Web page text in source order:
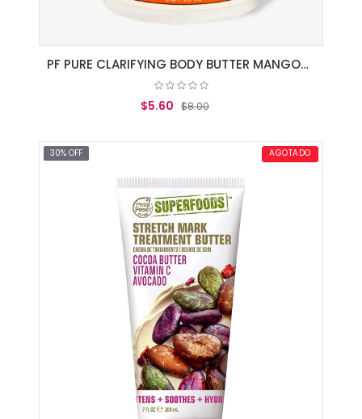
PF PURE CLARIFYING BODY BUTTER MANGO/MAD
$5.60 $8.00
30% OFF AGOTADO